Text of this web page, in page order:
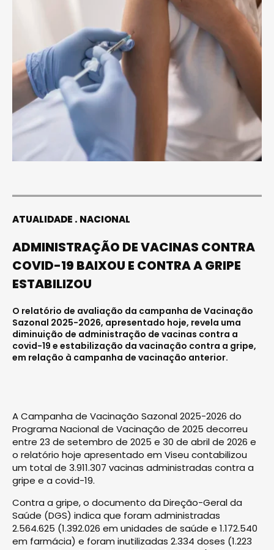
ATUALIDADE NACIONAL
ADMINISTRAÇÃO DE VACINAS CONTRA
COVID-19 BAIXOU E CONTRA A GRIPE
ESTABILIZOU
O relatório de avaliação da campanha de Vacinação
Sazonal 2025-2026, apresentado hoje, revela uma
diminuição de administração de vacinas contra a
covid-19 e estabilização da vacinação contra a gripe,
em relação à campanha de vacinação anterior.
A Campanha de Vacinação Sazonal 2025-2026 do
Programa Nacional de Vacinação de 2025 decorreu
entre 23 de setembro de 2025 e 30 de abril de 2026 e
o relatório hoje apresentado em Viseu contabilizou
um total de 3.911.307 vacinas administradas contra a
gripe e a covid-19.
Contra a gripe, o documento da Direção-Geral da
Saúde (DGS) indica que foram administradas
2.564.625 (1.392.026 em unidades de saúde e 1.172.540
em farmácia) e foram inutilizadas 2.334 doses (1.223